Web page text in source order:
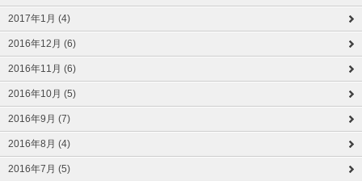
2017年1月 (4)
2016年12月 (6)
2016年11月 (6)
2016年10月 (5)
2016年9月 (7)
2016年8月 (4)
2016年7月 (5)